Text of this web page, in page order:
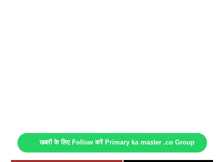
खबरों के लिए Follow करें Primary ka master .co Group